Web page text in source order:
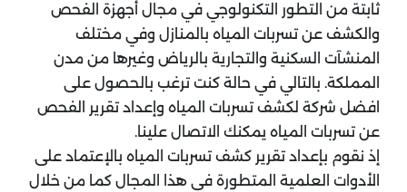
ثابتة من التطور التكنولوجي في مجال أجهزة الفحص
والكشف عن تسربات المياه بالمنازل وفي مختلف
المنشآت السكنية والتجارية بالرياض وغيرها من مدن
المملكة. بالتالي في حالة كنت ترغب بالحصول على
افضل شركة لكشف تسربات المياه وإعداد تقرير الفحص
عن تسربات المياه يمكنك الاتصال علينا.
إذ نقوم بإعداد تقرير كشف تسربات المياه بالإعتماد على
الأدوات العلمية المتطورة في هذا المجال كما من خلال